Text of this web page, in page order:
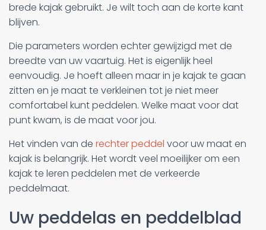
brede kajak gebruikt. Je wilt toch aan de korte kant
blijven.
Die parameters worden echter gewijzigd met de
breedte van uw vaartuig. Het is eigenlijk heel
eenvoudig. Je hoeft alleen maar in je kajak te gaan
zitten en je maat te verkleinen tot je niet meer
comfortabel kunt peddelen. Welke maat voor dat
punt kwam, is de maat voor jou.
Het vinden van de rechter peddel voor uw maat en
kajak is belangrijk. Het wordt veel moeilijker om een
kajak te leren peddelen met de verkeerde
peddelmaat.
Uw peddelas en peddelblad